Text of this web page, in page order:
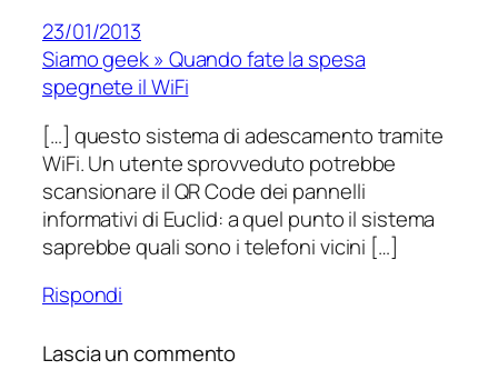
23/01/2013
Siamo geek » Quando fate la spesa
spegnete il WiFi
[…] questo sistema di adescamento tramite
WiFi. Un utente sprovveduto potrebbe
scansionare il QR Code dei pannelli
informativi di Euclid: a quel punto il sistema
saprebbe quali sono i telefoni vicini […]
Rispondi
Lascia un commento